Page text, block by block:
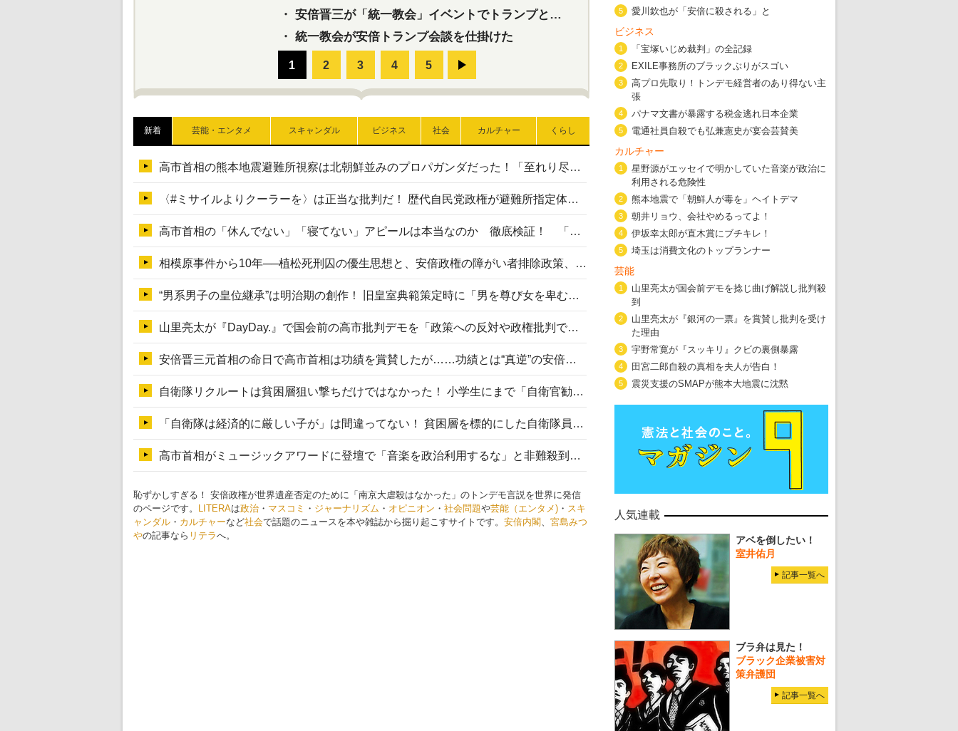
・ 安倍晋三が「統一教会」イベントでトランプと演説！同性婚や夫婦別姓を攻撃
・ 統一教会が安倍トランプ会談を仕掛けた
・ 五輪関係者が入国当日、築地を散歩！
新着 芸能・エンタメ スキャンダル ビジネス 社会 カルチャー くらし
高市首相の熊本地震避難所視察は北朝鮮並みのプロパガンダだった！「至れり尽くせり」の選ばれた避難所の一方で実態は…
〈#ミサイルよりクーラーを〉は正当な批判だ！ 歴代自民党政権が避難所指定体育館へのエアコン設置を遅らせてきた客観的事実
高市首相の「休んでない」「寝てない」アピールは本当なのか 徹底検証！ 「資料読み込み」「アイロンがけ」も矛盾だらけ…
相模原事件から10年──植松死刑囚の優生思想と、安倍政権の障がい者排除政策、右派勢力の差別主義との関係を改めて問う
“男系男子の皇位継承”は明治期の創作！ 旧皇室典範策定時に「男を尊び女を卑むの慣習、人民の脳髄」とトンデモ論で女性天皇を否定
山里亮太が『DayDay.』で国会前の高市批判デモを「政策への反対や政権批判でない」と捻じ曲げ解説 デモ参加者から批判殺到
安倍晋三元首相の命日で高市首相は功績を賞賛したが……功績とは“真逆”の安倍元首相のトンデモ発言を振り返る
自衛隊リクルートは貧困層狙い撃ちだけではなかった！ 小学生にまで「自衛官勧誘」目的のパンフレット作成
「自衛隊は経済的に厳しい子が」は間違ってない！ 貧困層を標的にした自衛隊員募集、やす子、山上被告も…日本でも進む“経済的徴兵制”
高市首相がミュージックアワードに登壇で「音楽を政治利用するな」と非難殺到！ MAJの国策的本質を批判する声も
恥ずかしすぎる！ 安倍政権が世界遺産否定のために「南京大虐殺はなかった」のトンデモ言説を世界に発信
のページです。
LITERAは政治 ・ マスコミ ・ ジャーナリズム ・ オピニオン ・ 社会問題や芸能（エンタメ) ・ スキ
ャンダル ・ カルチャーなど社会で話題のニュースを本や雑誌から掘り起こすサイトです。 安倍内閣、 宮島みつ
やの記事なら リテラへ。
5 愛川欽也が「安倍に殺される」と
ビジネス
1 「宝塚いじめ裁判」の全記録
2 EXILE事務所のブラックぶりがスゴい
3
高プロ先取り！トンデモ経営者のあり得ない主
張
4 パナマ文書が暴露する税金逃れ日本企業
5 電通社員自殺でも弘兼憲史が宴会芸賛美
カルチャー
1
星野源がエッセイで明かしていた音楽が政治に
利用される危険性
2 熊本地震で「朝鮮人が毒を」ヘイトデマ
3 朝井リョウ、会社やめるってよ！
4 伊坂幸太郎が直木賞にブチキレ！
5 埼玉は消費文化のトップランナー
芸能
1
山里亮太が国会前デモを捻じ曲げ解説し批判殺
到
2
山里亮太が『銀河の一票』を賞賛し批判を受け
た理由
3 宇野常寛が『スッキリ』クビの裏側暴露
4 田宮二郎自殺の真相を夫人が告白！
5 震災支援のSMAPが熊本大地震に沈黙
人気連載
アベを倒したい！
室井佑月
記事一覧へ
ブラ弁は見た！
ブラック企業被害対
策弁護団
記事一覧へ